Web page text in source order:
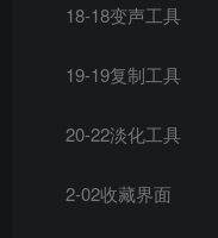
18-18变声工具
19-19复制工具
20-22淡化工具
2-02收藏界面